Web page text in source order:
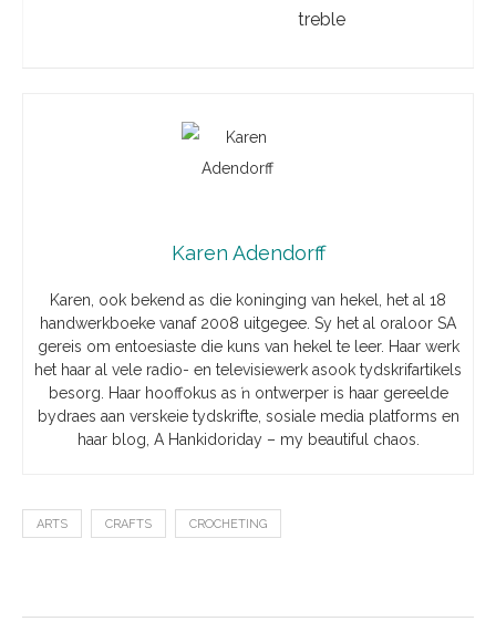
treble
Karen Adendorff
Karen, ook bekend as die koninging van hekel, het al 18
handwerkboeke vanaf 2008 uitgegee. Sy het al oraloor SA
gereis om entoesiaste die kuns van hekel te leer. Haar werk
het haar al vele radio- en televisiewerk asook tydskrifartikels
besorg. Haar hooffokus as ŉ ontwerper is haar gereelde
bydraes aan verskeie tydskrifte, sosiale media platforms en
haar blog, A Hankidoriday – my beautiful chaos.
ARTS CRAFTS CROCHETING